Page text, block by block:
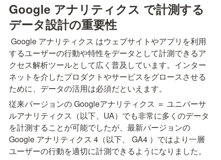
Google アナリティクス で計測する
データ設計の重要性
するユーザーの行動や特性をデータとして計測できるア
クセス解析ツールとして広く普及しています。インター
ネットを介したプロダクトやサービスをグロースさせる
ために、データの活用は必須だといえます。
従来バージョンの Googleアナリティクス ＝ ユニバーサ
ルアナリティクス（以下、UA）でも非常に多くのデータ
を計測することが可能でしたが、最新バージョンの
Google アナリティクス 4（以下、 GA4 ）ではより一層
ユーザーの行動を適切に計測できるようになりました。